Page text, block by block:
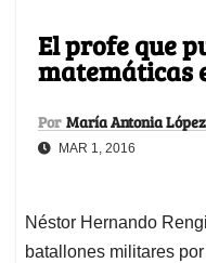
El profe que
matemáticas
Por María Antonia
MAR 1, 2016
Néstor Hernando
batallones militares